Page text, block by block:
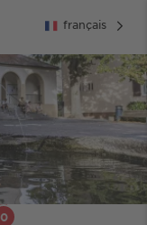
français
0